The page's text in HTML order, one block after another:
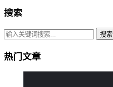
搜索
搜索
热门文章